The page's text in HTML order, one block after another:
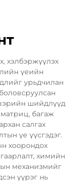
хэлбэржүүлэх
үеийн
урьдчилан
шийдлүүд
багаж
салгах
үе үүсгэдэг.
хоорондох
химийн
механизмийг
үүрэг нь